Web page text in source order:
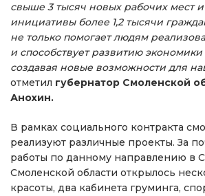
свыше 3 тысяч новых рабочих мест
инициативы более 1,2 тысячи
не только помогает людям
и способствует развитию экономики
создавая новые возможности для
отметил губернатор Смоленской
Анохин.
В рамках социального контракта
реализуют различные проекты. За
работы по данному направлению в
Смоленской области открылось
красоты, два кабинета груминга,